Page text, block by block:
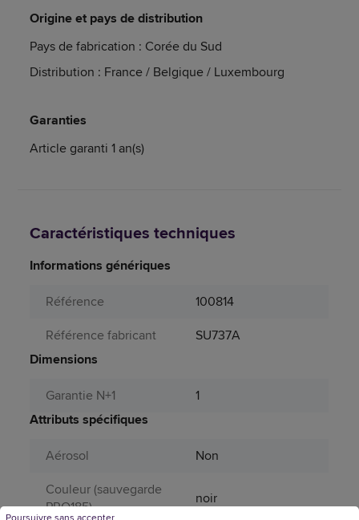
Origine et pays de distribution
Pays de fabrication : Corée du Sud
Distribution : France / Belgique / Luxembourg
Garanties
Article garanti 1 an(s)
Caractéristiques techniques
Informations génériques
Référence
100814
Référence fabricant
SU737A
Dimensions
Garantie N+1
1
Attributs spécifiques
Aérosol
Non
Couleur (sauvegarde
PRO185)
noir
Poursuivre sans accepter